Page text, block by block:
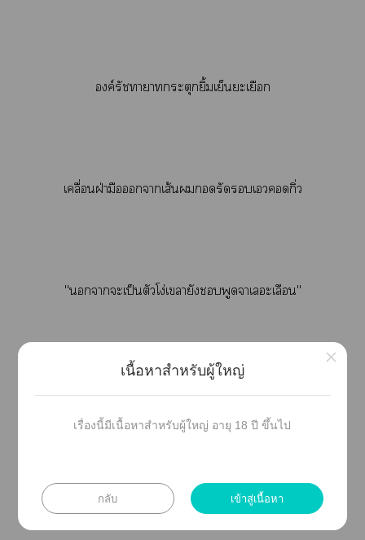
องค์รัชทายาทกระตุกยิ้มเย็นยะเยือก
เคลื่อนฝ่ามือาเส้นรัดเกิ่ว
"าะเป็นตัวโง่เายังพูดจาเะเลือน"
"...! "
"ข้าเาสติฟั่นเฟือนาเป็นเมียได้อย่างไรกัน"
เนื้อหาสำหรับผู้ใหญ่
เรื่องนี้มีเนื้อหาสำหรับผู้ใหญ่ อายุ 18 ปี ขึ้นไป
กลับ เข้าสู่เนื้อหา
×